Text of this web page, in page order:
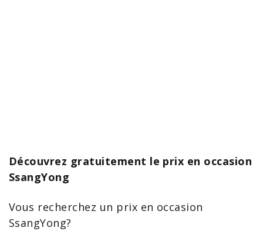
Découvrez gratuitement le prix en occasion
SsangYong
Vous recherchez un prix en occasion
SsangYong?